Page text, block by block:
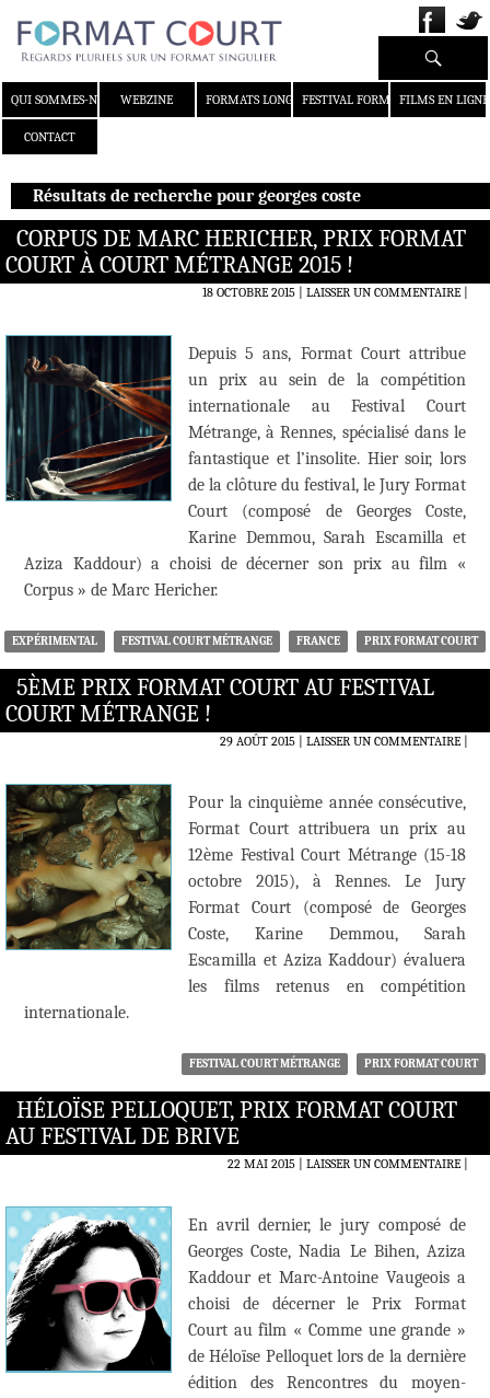
QUI SOMMES-NOUS ?WEBZINE FORMATS LONGS FESTIVAL FORMAT COURT
FILMS EN LIGNE
CONTACT
Recherche
Résultats de recherche pour georges coste
CORPUS DE MARC HERICHER, PRIX FORMAT
COURT À COURT MÉTRANGE 2015 !
18 OCTOBRE 2015 LAISSER UN COMMENTAIRE|
Depuis 5 ans, Format Court attribue
un prix au sein de la compétition
internationale au Festival Court
Métrange, à Rennes, spécialisé dans le
fantastique et l’insolite. Hier soir, lors
de la clôture du festival, le Jury Format
Court (composé de Georges Coste,
Karine Demmou, Sarah Escamilla et
Aziza Kaddour) a choisi de décerner son prix au film «
Corpus » de Marc Hericher.
EXPÉRIMENTAL FESTIVAL COURT MÉTRANGE FRANCE PRIX FORMAT COURT
5ÈME PRIX FORMAT COURT AU FESTIVAL
COURT MÉTRANGE !
29 AOÛT 2015 LAISSER UN COMMENTAIRE|
Pour la cinquième année consécutive,
Format Court attribuera un prix au
12ème Festival Court Métrange (15-18
octobre 2015), à Rennes. Le Jury
Format Court (composé de Georges
Coste, Karine Demmou, Sarah
Escamilla et Aziza Kaddour) évaluera
les films retenus en compétition
internationale.
FESTIVAL COURT MÉTRANGE PRIX FORMAT COURT
HÉLOÏSE PELLOQUET, PRIX FORMAT COURT
AU FESTIVAL DE BRIVE
22 MAI 2015 LAISSER UN COMMENTAIRE|
En avril dernier, le jury composé de
Georges Coste, Nadia Le Bihen, Aziza
Kaddour et Marc-Antoine Vaugeois a
choisi de décerner le Prix Format
Court au film « Comme une grande »
de Héloïse Pelloquet lors de la dernière
édition des Rencontres du moyen-